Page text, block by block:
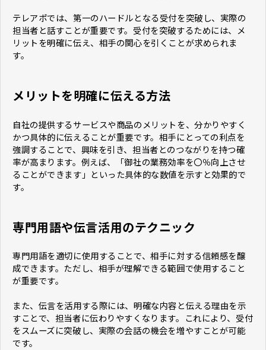
テレアポでは、第一のハードルとなる受付を突破し、実際の
担当者と話すことが重要です。受付を突破するためには、メ
リットを明確に伝え、相手の関心を引くことが求められま
す。
メリットを明確に伝える方法
自社の提供するサービスや商品のメリットを、分かりやすく
かつ具体的に伝えることが重要です。相手にとっての利点を
強調することで、興味を引き、担当者とのつながりを持つ確
率が高まります。例えば、「御社の業務効率を〇％向上させ
ることができます」といった具体的な数値を示すと効果的で
す。
専門用語や伝言活用のテクニック
専門用語を適切に使用することで、相手に対する信頼感を醸
成できます。ただし、相手が理解できる範囲で使用すること
が重要です。
また、伝言を活用する際には、明確な内容と伝える理由を示
すことで、担当者に伝わりやすくなります。これにより、受付
をスムーズに突破し、実際の会話の機会を増やすことが可能
です。